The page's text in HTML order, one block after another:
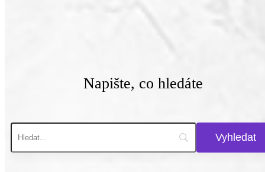
Napište, co hledáte